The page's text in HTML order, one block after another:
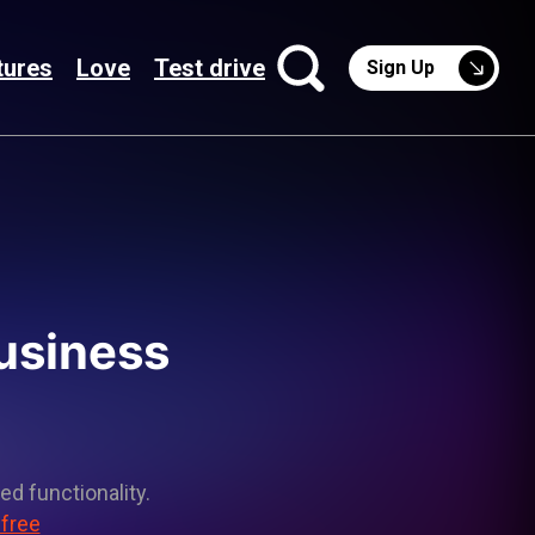
Love Test drive Sign Up
functionality.